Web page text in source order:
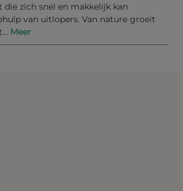
die zich snel en makkelijk kan
van uitlopers. Van nature groeit
Meer